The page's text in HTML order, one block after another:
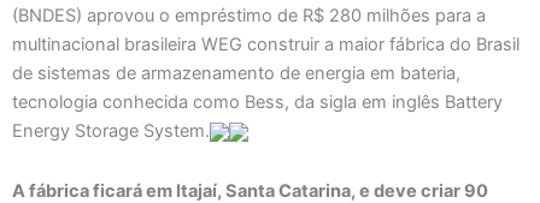
(BNDES) aprovou o empréstimo de R$ 280 milhões para a
multinacional brasileira WEG construir a maior fábrica do Brasil
de sistemas de armazenamento de energia em bateria,
tecnologia conhecida como Bess, da sigla em inglês Battery
Energy Storage System.
A fábrica ficará em Itajaí, Santa Catarina, e deve criar 90